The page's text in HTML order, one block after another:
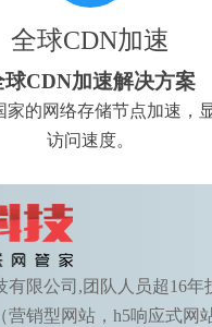
全球CDN加速
球CDN加速解决方案
家的网络存储节点加速，
访问速度。
有限公司,团队人员超16年
营销型网站，h5响应式网